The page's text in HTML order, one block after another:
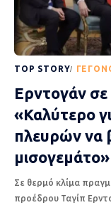
TOP STORY
Ερντογάν
«Καλύτερο
πλευρών να
μισογεμάτο»
Σε θερμό κλίμα
προέδρου Ταγίπ